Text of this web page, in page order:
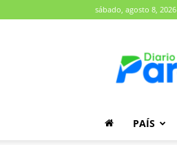
sábado, agosto 8, 2026
PAÍS